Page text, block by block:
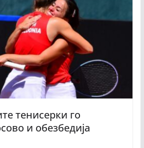
тенисерки го
и обезбедија